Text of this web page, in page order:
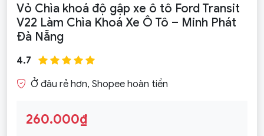
Vỏ Chìa khoá độ gập xe ô tô Ford Transit
V22 Làm Chìa Khoá Xe Ô Tô – Minh Phát
Đà Nẵng
4.7
Ở đâu rẻ hơn, Shopee hoàn tiền
260.000₫